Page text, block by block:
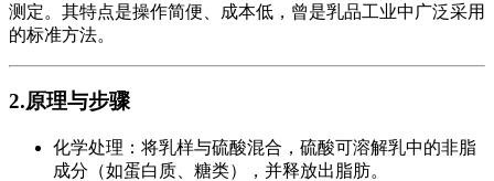
测定。其特点是操作简便、成本低，曾是乳品工业中广泛采用
的标准方法。
2.原理与步骤
化学处理：将乳样与硫酸混合，硫酸可溶解乳中的非脂
成分（如蛋白质、糖类），并释放出脂肪。